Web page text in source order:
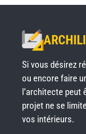
Si vous désirez
ou encore faire
l’architecte peut
projet ne se
vos intérieurs.